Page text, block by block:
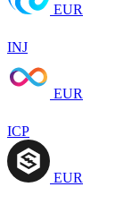
EUR
INJ
EUR
ICP
EUR